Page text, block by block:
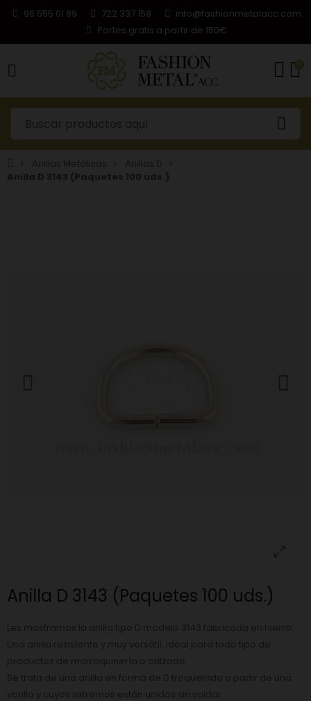
96 555 01 89 722 337 158
info@fashionmetalacc.com
Portes gratis a partir de 150€
0
Anilla D 3143 (Paquetes 100 uds.)